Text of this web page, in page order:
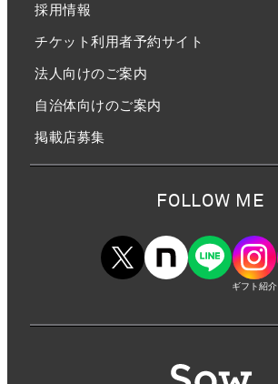
採用情報
チケット利用者予約サイト
法人向けのご案内
自治体向けのご案内
掲載店募集
FOLLOW ME
ギフト紹介